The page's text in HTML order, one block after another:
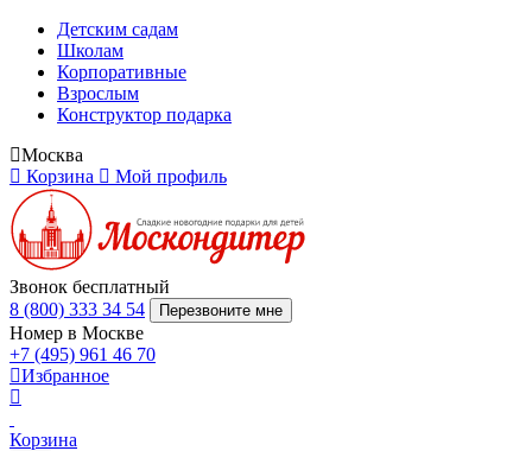
Детским садам
Школам
Корпоративные
Взрослым
Конструктор подарка
Москва
Корзина
Мой профиль
Звонок бесплатный
8 (800) 333 34 54
Перезвоните мне
Номер в Москве
+7 (495) 961 46 70
Избранное
Корзина